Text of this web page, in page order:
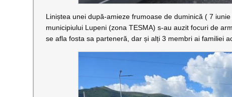
Liniștea unei după-amieze frumoase de duminică ( 7
municipiului Lupeni (zona TESMA) s-au auzit focuri de
se afla fosta sa parteneră, dar și alți 3 membri ai familiei